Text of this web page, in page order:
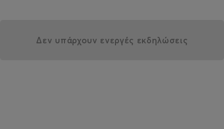
Δεν υπάρχουν ενεργές εκδηλώσεις